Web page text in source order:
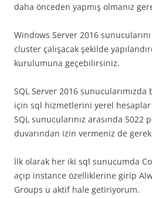
daha önceden yapmış olmanız
Windows Server 2016
cluster çalışacak şekilde
kurulumuna geçebilirsiniz.
SQL Server 2016
için sql hizmetlerini yerel hesaplar
SQL sunucularınız arasında 5022
duvarından izin vermeniz de
İlk olarak her iki sql sunucumda
açıp instance özelliklerine girip
Groups u aktif hale getiriyorum.